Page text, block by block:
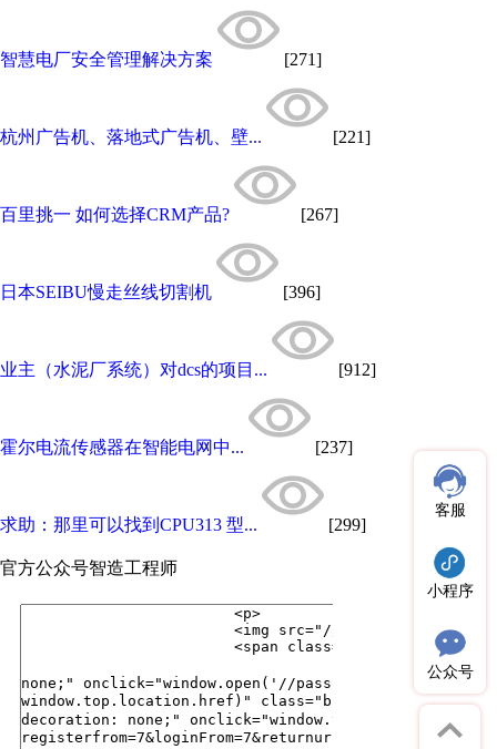
智慧电厂安全管理解决方案 [271]
杭州广告机、落地式广告机、壁... [221]
百里挑一 如何选择CRM产品? [267]
日本SEIBU慢走丝线切割机 [396]
业主（水泥厂系统）对dcs的项目... [912]
霍尔电流传感器在智能电网中... [237]
求助：那里可以找到CPU313 型... [299]
官方公众号智造工程师
客服
小程序
公众号